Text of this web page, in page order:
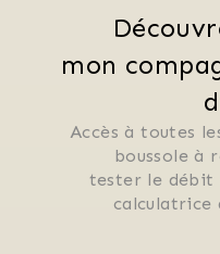
mon
Accès à toutes
boussole à
tester le débit
calculatrice